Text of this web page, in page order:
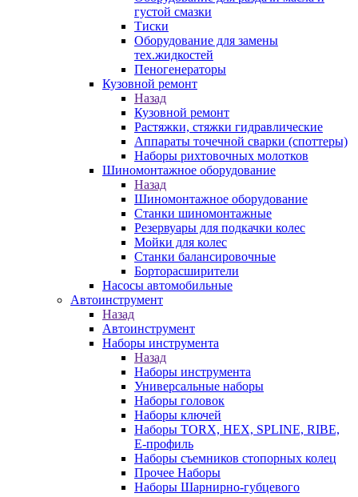
густой смазки
Тиски
Оборудование для замены
тех.жидкостей
Пеногенераторы
Кузовной ремонт
Назад
Кузовной ремонт
Растяжки, стяжки гидравлические
Аппараты точечной сварки (споттеры)
Наборы рихтовочных молотков
Шиномонтажное оборудование
Назад
Шиномонтажное оборудование
Станки шиномонтажные
Резервуары для подкачки колес
Мойки для колес
Станки балансировочные
Борторасширители
Насосы автомобильные
Автоинструмент
Назад
Автоинструмент
Наборы инструмента
Назад
Наборы инструмента
Универсальные наборы
Наборы головок
Наборы ключей
Наборы TORX, HEX, SPLINE, RIBE,
E-профиль
Наборы съемников стопорных колец
Прочее Наборы
Наборы Шарнирно-губцевого